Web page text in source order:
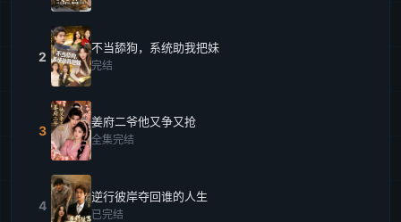
2
不当舔狗，系统助我把妹
完结
3
姜府二爷他又争又抢
全集完结
4
逆行彼岸夺回谁的人生
已完结